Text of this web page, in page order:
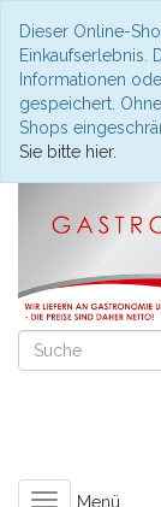
Dieser Online-
Einkaufserlebnis.
Informationen
gespeichert.
Shops
Sie bitte hier.
ToggleMenü